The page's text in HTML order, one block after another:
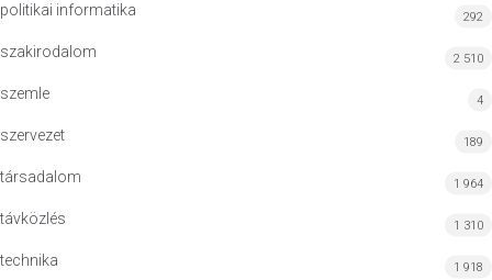
politikai informatika 292
szakirodalom 2 510
szemle 4
szervezet 189
társadalom 1 964
távközlés 1 310
technika 1 918